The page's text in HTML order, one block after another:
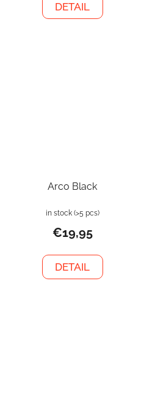
DETAIL
Arco Black
in stock (>5 pcs)
€19,95
DETAIL